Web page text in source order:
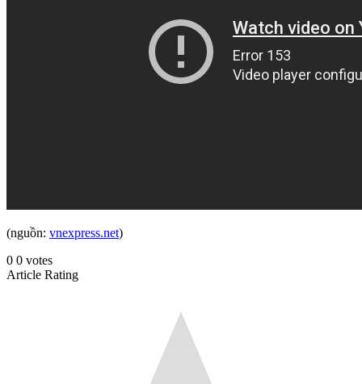
(nguồn: vnexpress.net)
0 0 votes
Article Rating